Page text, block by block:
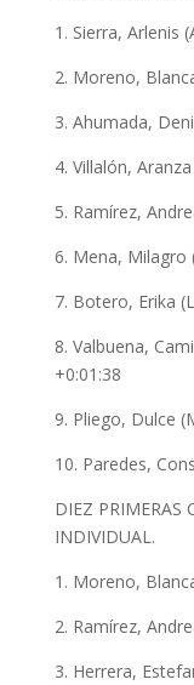
1. Sierra, Arlenis
2. Moreno,
3. Ahumada,
4. Villalón,
5. Ramírez,
6. Mena, Milagro
7. Botero, Erika
8. Valbuena,
+0:01:38
9. Pliego, Dulce
10. Paredes,
DIEZ PRIMERAS
INDIVIDUAL.
1. Moreno,
2. Ramírez,
3. Herrera,